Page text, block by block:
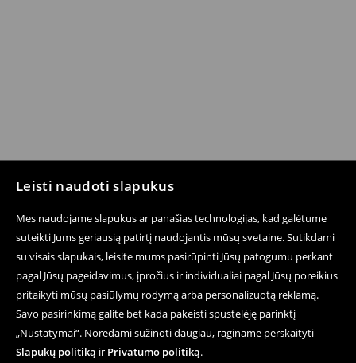
Leisti naudoti slapukus
Mes naudojame slapukus ar panašias technologijas, kad galėtume
suteikti Jums geriausią patirtį naudojantis mūsų svetaine. Sutikdami
su visais slapukais, leisite mums pasirūpinti Jūsų patogumu perkant
pagal Jūsų pageidavimus, įpročius ir individualiai pagal Jūsų poreikius
pritaikyti mūsų pasiūlymų rodymą arba personalizuotą reklamą.
Savo pasirinkimą galite bet kada pakeisti spustelėję parinktį
„Nustatymai“. Norėdami sužinoti daugiau, raginame perskaityti
Slapukų politiką ir Privatumo politiką.